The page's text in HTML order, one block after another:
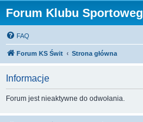
Forum Klubu
FAQ
Forum KS Świt Strona główna
Informacje
Forum jest nieaktywne do odwołania.